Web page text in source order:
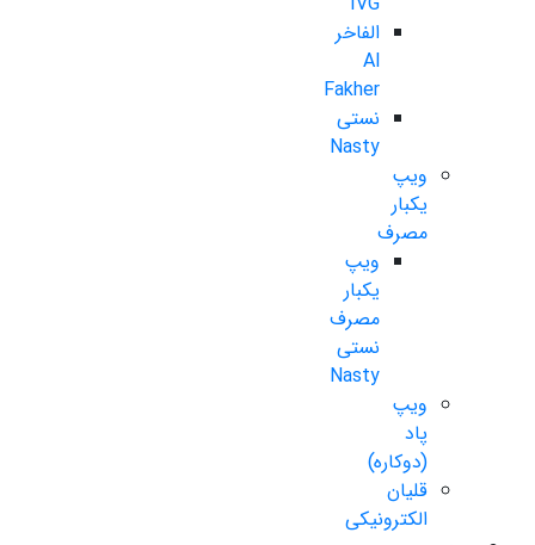
الفاخر
Al
Fakher
نستی
Nasty
ویپ
یکبار
مصرف
ویپ
یکبار
مصرف
نستی
Nasty
ویپ
پاد
(دوکاره)
قلیان
الکترونیکی